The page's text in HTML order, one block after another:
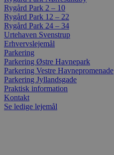
Rygård Park 2 – 10
Rygård Park 12 – 22
Rygård Park 24 – 34
Urtehaven Svenstrup
Erhvervslejemål
Parkering
Parkering Østre Havnepark
Parkering Vestre Havnepromenade
Parkering Jyllandsgade
Praktisk information
Kontakt
Se ledige lejemål